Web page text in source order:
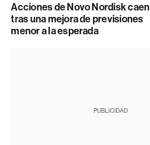
Acciones de Novo Nordisk caen
tras una mejora de previsiones
menor a la esperada
PUBLICIDAD